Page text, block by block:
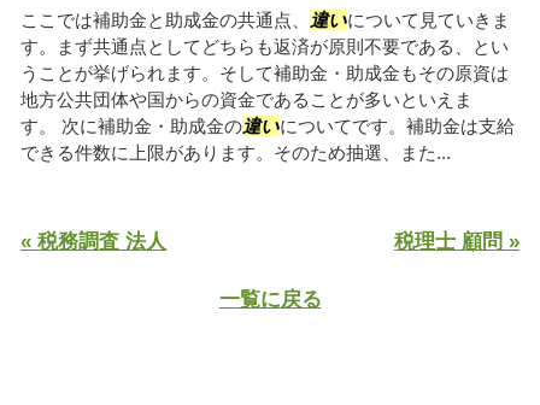
ここでは補助金と助成金の共通点、 違いについて見ていきま
す。まず共通点としてどちらも返済が原則不要である、とい
うことが挙げられます。そして補助金・助成金もその原資は
地方公共団体や国からの資金であることが多いといえま
す。 次に補助金・助成金の違いについてです。補助金は支給
できる件数に上限があります。そのため抽選、また...
« 税務調査 法人 税理士 顧問 »
一覧に戻る